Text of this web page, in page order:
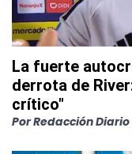
La fuerte
derrota de
crítico"
PorRedacción